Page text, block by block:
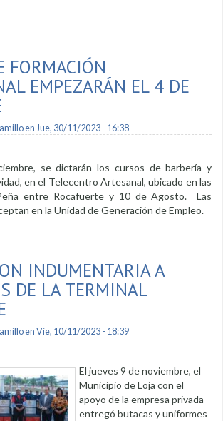
FORMACIÓN
EMPEZARÁN EL 4 DE
en Jue, 30/11/2023 - 16:38
se dictarán los cursos de barbería y
en el Telecentro Artesanal, ubicado en las
entre Rocafuerte y 10 de Agosto. Las
en la Unidad de Generación de Empleo.
INDUMENTARIA A
DE LA TERMINAL
en Vie, 10/11/2023 - 18:39
El jueves 9 de noviembre, el
Municipio de Loja con el
apoyo de la empresa privada
entregó butacas y uniformes